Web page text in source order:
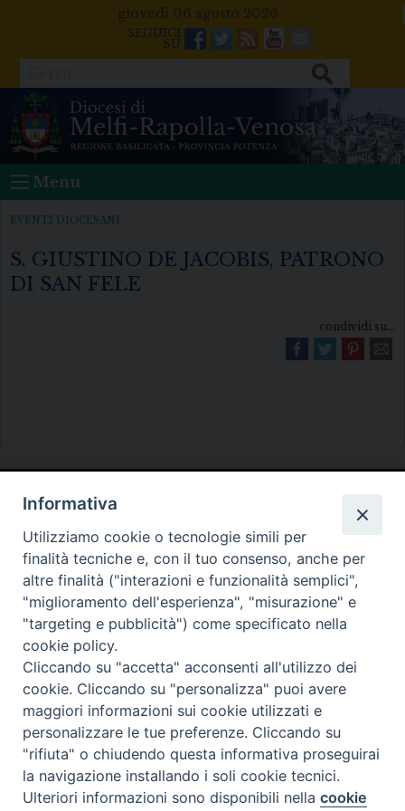
giovedì 06 agosto 2026
Facebook
Twitter
FeedsYoutube
Mail
Menu
EVENTI DIOCESANI
S. GIUSTINO DE JACOBIS, PATRONO
DI SAN FELE
condividi su...
Diocesi di Melfi Rapolla Venosa
• Largo Duomo, 12 - 85025 MELFI (PZ) •
Tel. 0972238604
PEC ufficiale della Diocesi:
diocesi.melfi_rapolla_venosa@legalmail.it
Preferenze Cookie
Informativa
Utilizziamo cookie o tecnologie simili per
finalità tecniche e, con il tuo consenso, anche per
altre finalità ("interazioni e funzionalità semplici",
"miglioramento dell'esperienza", "misurazione" e
"targeting e pubblicità") come specificato nella
cookie policy.
Cliccando su "accetta" acconsenti all'utilizzo dei
cookie. Cliccando su "personalizza" puoi avere
maggiori informazioni sui cookie utilizzati e
personalizzare le tue preferenze. Cliccando su
"rifiuta" o chiudendo questa informativa proseguirai
la navigazione installando i soli cookie tecnici.
Ulteriori informazioni sono disponibili nellacookie